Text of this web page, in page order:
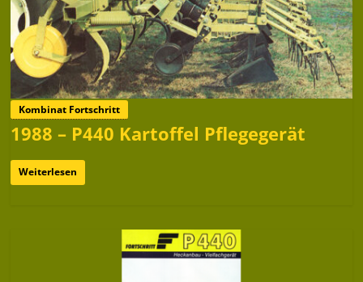
Kombinat Fortschritt
1988 – P440 Kartoffel Pflegegerät
Weiterlesen